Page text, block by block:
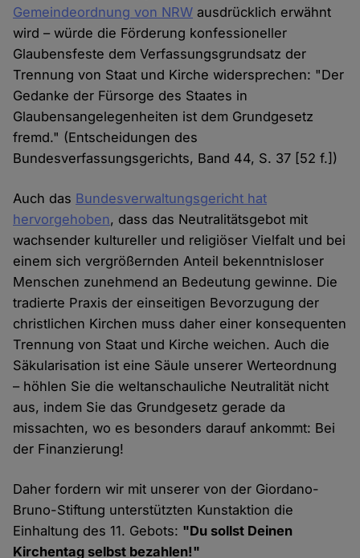
Gemeindeordnung von NRW ausdrücklich erwähnt
wird – würde die Förderung konfessioneller
Glaubensfeste dem Verfassungsgrundsatz der
Trennung von Staat und Kirche widersprechen: "Der
Gedanke der Fürsorge des Staates in
Glaubensangelegenheiten ist dem Grundgesetz
fremd." (Entscheidungen des
Bundesverfassungsgerichts, Band 44, S. 37 [52 f.])
Auch das Bundesverwaltungsgericht hat
hervorgehoben, dass das Neutralitätsgebot mit
wachsender kultureller und religiöser Vielfalt und bei
einem sich vergrößernden Anteil bekenntnisloser
Menschen zunehmend an Bedeutung gewinne. Die
tradierte Praxis der einseitigen Bevorzugung der
christlichen Kirchen muss daher einer konsequenten
Trennung von Staat und Kirche weichen. Auch die
Säkularisation ist eine Säule unserer Werteordnung
– höhlen Sie die weltanschauliche Neutralität nicht
aus, indem Sie das Grundgesetz gerade da
missachten, wo es besonders darauf ankommt: Bei
der Finanzierung!
Daher fordern wir mit unserer von der Giordano-
Bruno-Stiftung unterstützten Kunstaktion die
Einhaltung des 11. Gebots: "Du sollst Deinen
Kirchentag selbst bezahlen!"